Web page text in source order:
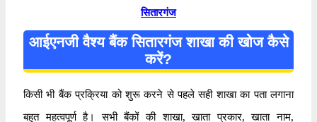
सितारगंज
आईएनजी वैश्य बैंक सितारगंज शाखा की खोज कैसे
करें?
किसी भी बैंक प्रक्रिया को शुरू करने से पहले सही शाखा का पता लगाना
बहुत महत्वपूर्ण है। सभी बैंकों की शाखा, खाता प्रकार, खाता नाम,